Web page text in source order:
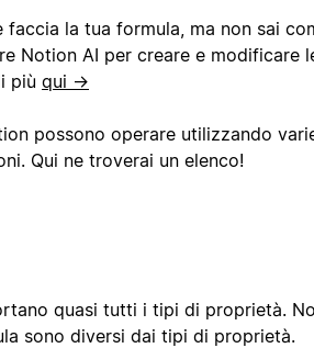
faccia la tua formula, ma non sai
Notion AI per creare e modificare
più qui →
possono operare utilizzando
Qui ne troverai un elenco!
quasi tutti i tipi di proprietà.
sono diversi dai tipi di proprietà.